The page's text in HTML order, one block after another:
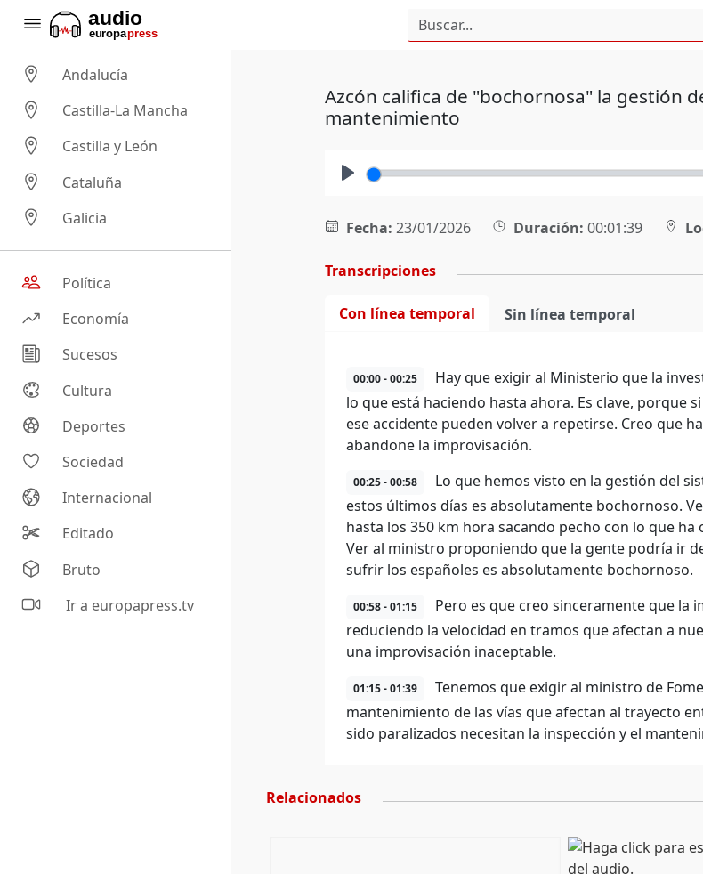
Andalucía
Castilla-La Mancha
Castilla y León
Cataluña
Galicia
Política
Economía
Sucesos
Cultura
Deportes
Sociedad
Internacional
Editado
Bruto
Ir a europapress.tv
Azcón califica de "bochornosa" la gestión
mantenimiento
Fecha: 23/01/2026 Duración: 00:01:39
Transcripciones
Con línea temporal Sin línea temporal
00:00 - 00:25
Hay que exigir al Ministerio que la
lo que está haciendo hasta ahora. Es clave, porque
ese accidente pueden volver a repetirse. Creo que
abandone la improvisación.
00:25 - 00:58
Lo que hemos visto en la gestión del
estos últimos días es absolutamente bochornoso.
hasta los 350 km hora sacando pecho con lo que
Ver al ministro proponiendo que la gente podría ir
sufrir los españoles es absolutamente bochornoso.
00:58 - 01:15
Pero es que creo sinceramente que la
reduciendo la velocidad en tramos que afectan a
una improvisación inaceptable.
01:15 - 01:39
Tenemos que exigir al ministro de
mantenimiento de las vías que afectan al trayecto
sido paralizados necesitan la inspección y el
Relacionados